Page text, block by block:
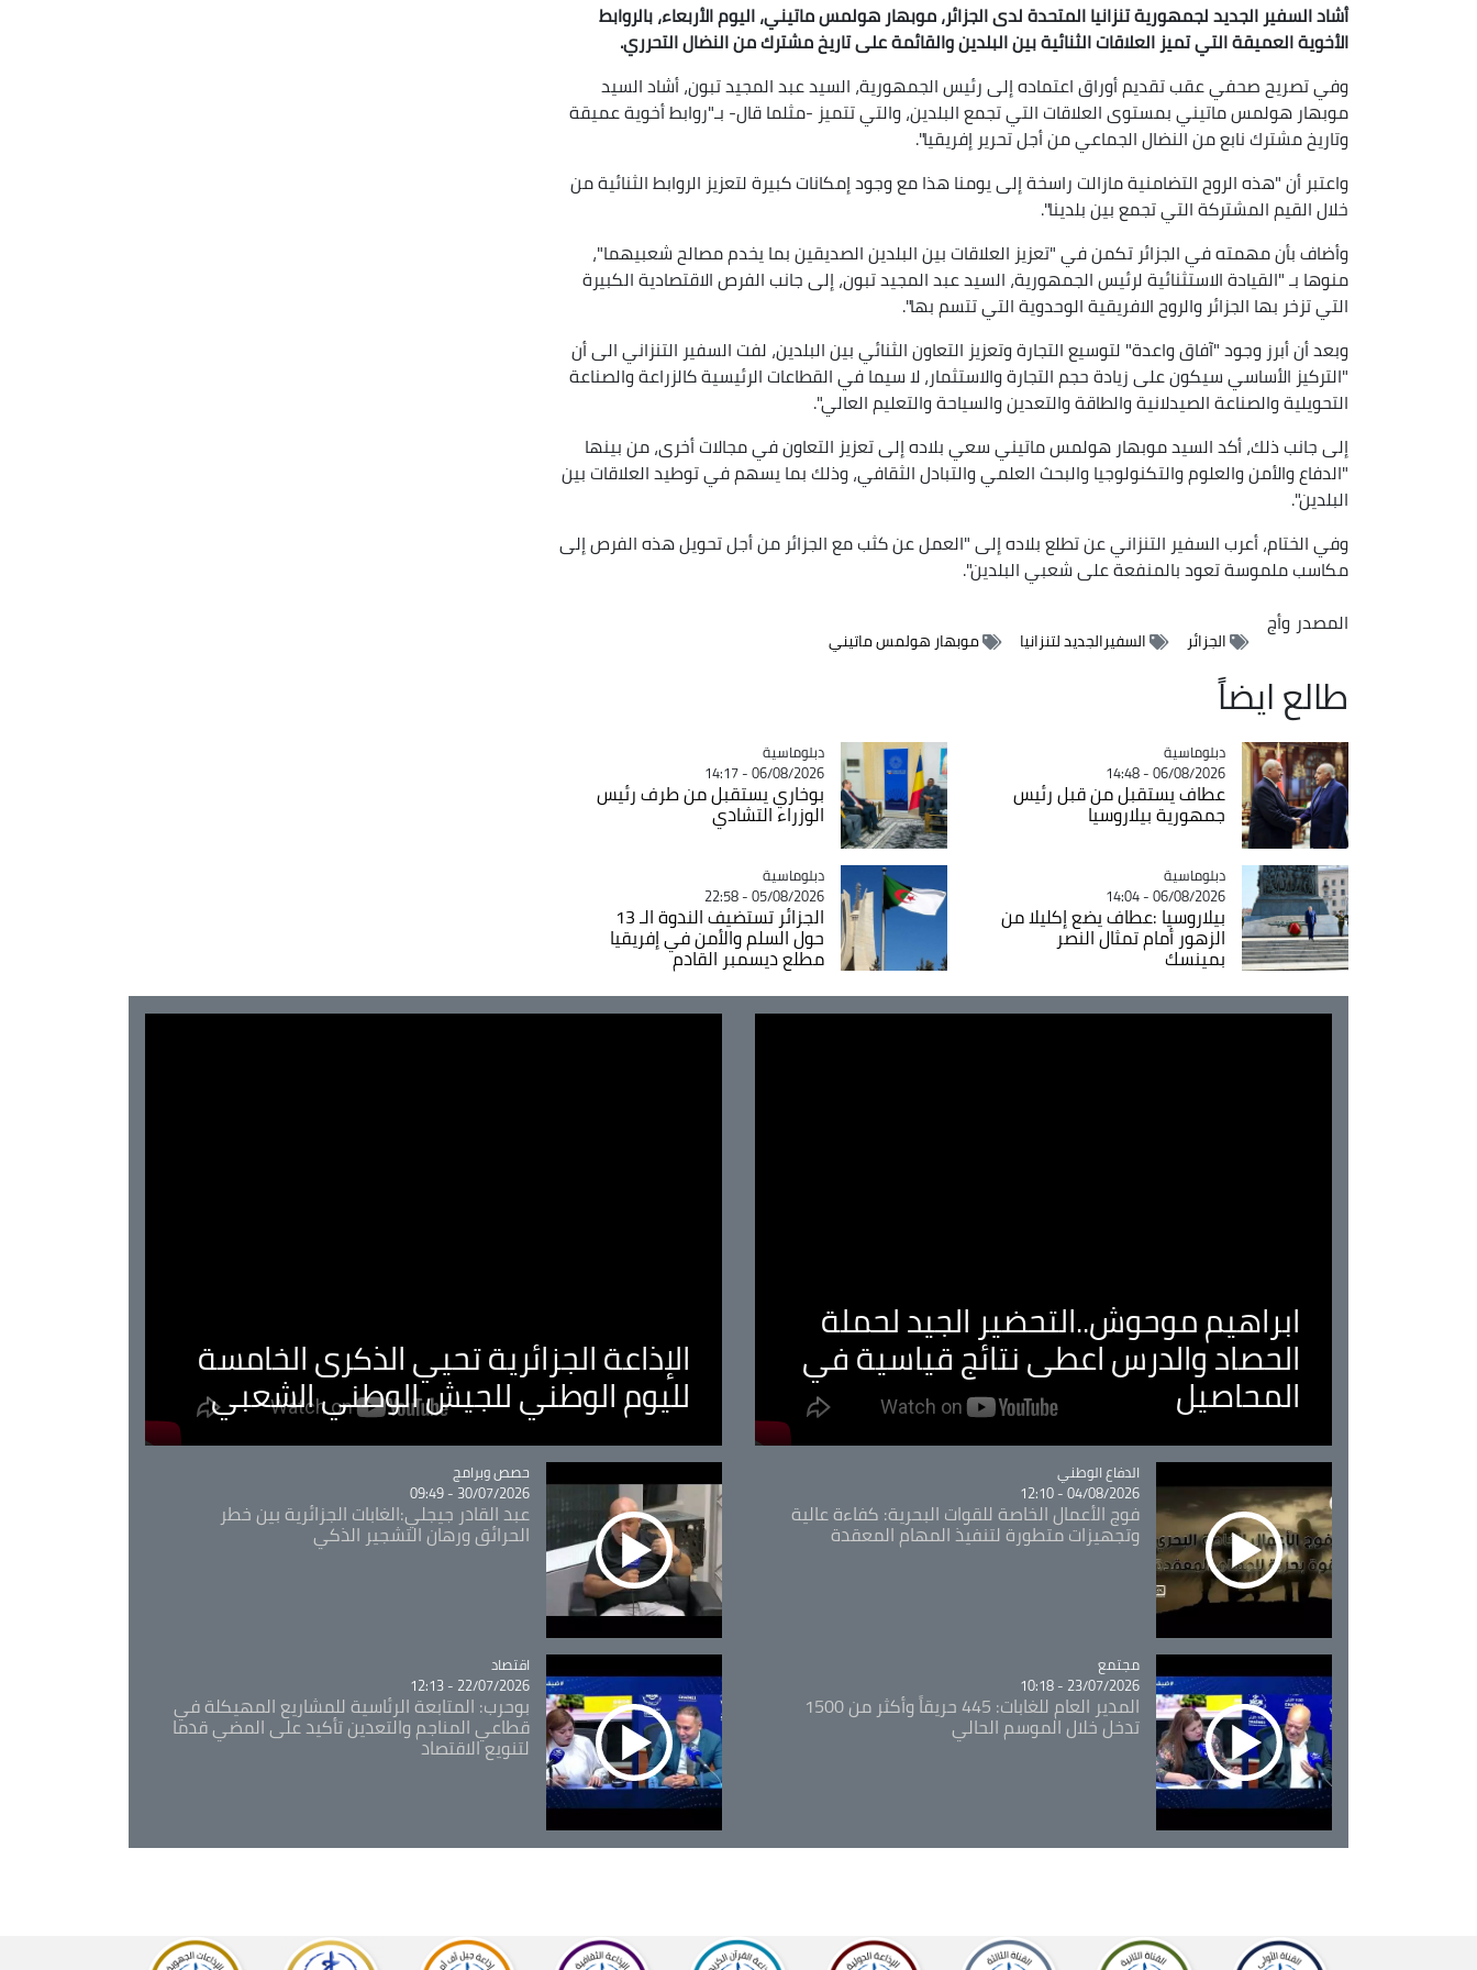
أشاد السفير الجديد لجمهورية تنزانيا المتحدة لدى الجزائر، موبهار هولمس ماتيني، اليوم الأربعاء، بالروابط
الأخوية العميقة التي تميز العلاقات الثنائية بين البلدين والقائمة على تاريخ مشترك من النضال التحرري.
وفي تصريح صحفي عقب تقديم أوراق اعتماده إلى رئيس الجمهورية، السيد عبد المجيد تبون، أشاد السيد
موبهار هولمس ماتيني بمستوى العلاقات التي تجمع البلدين، والتي تتميز -مثلما قال- بـ"روابط أخوية عميقة
وتاريخ مشترك نابع من النضال الجماعي من أجل تحرير إفريقيا".
واعتبر أن "هذه الروح التضامنية مازالت راسخة إلى يومنا هذا مع وجود إمكانات كبيرة لتعزيز الروابط الثنائية من
خلال القيم المشتركة التي تجمع بين بلدينا".
وأضاف بأن مهمته في الجزائر تكمن في "تعزيز العلاقات بين البلدين الصديقين بما يخدم مصالح شعبيهما"،
منوها بـ "القيادة الاستثنائية لرئيس الجمهورية، السيد عبد المجيد تبون، إلى جانب الفرص الاقتصادية الكبيرة
التي تزخر بها الجزائر والروح الافريقية الوحدوية التي تتسم بها".
وبعد أن أبرز وجود "آفاق واعدة" لتوسيع التجارة وتعزيز التعاون الثنائي بين البلدين، لفت السفير التنزاني الى أن
"التركيز الأساسي سيكون على زيادة حجم التجارة والاستثمار، لا سيما في القطاعات الرئيسية كالزراعة والصناعة
التحويلية والصناعة الصيدلانية والطاقة والتعدين والسياحة والتعليم العالي".
إلى جانب ذلك، أكد السيد موبهار هولمس ماتيني سعي بلاده إلى تعزيز التعاون في مجالات أخرى، من بينها
"الدفاع والأمن والعلوم والتكنولوجيا والبحث العلمي والتبادل الثقافي، وذلك بما يسهم في توطيد العلاقات بين
البلدين".
وفي الختام، أعرب السفير التنزاني عن تطلع بلاده إلى "العمل عن كثب مع الجزائر من أجل تحويل هذه الفرص إلى
مكاسب ملموسة تعود بالمنفعة على شعبي البلدين".
المصدر وأج
الجزائر السفيرالجديد لتنزانيا موبهار هولمس ماتيني
طالع ايضاً
Catégorie
دبلوماسية
06/08/2026 - 14:48
عطاف يستقبل من قبل رئيس
جمهورية بيلاروسيا
Catégorie
دبلوماسية
06/08/2026 - 14:17
بوخاري يستقبل من طرف رئيس
الوزراء التشادي
Catégorie
دبلوماسية
06/08/2026 - 14:04
بيلاروسيا :عطاف يضع إكليلا من
الزهور أمام تمثال النصر
بمينسك
Catégorie
دبلوماسية
05/08/2026 - 22:58
الجزائر تستضيف الندوة الـ 13
حول السلم والأمن في إفريقيا
مطلع ديسمبر القادم
ابراهيم موحوش..التحضير الجيد لحملة
الحصاد والدرس اعطى نتائج قياسية في
المحاصيل
الإذاعة الجزائرية تحيي الذكرى الخامسة
لليوم الوطني للجيش الوطني الشعبي
Catégorie
الدفاع الوطني
04/08/2026 - 12:10
فوج الأعمال الخاصة للقوات البحرية: كفاءة عالية
وتجهيزات متطورة لتنفيذ المهام المعقدة
Catégorie
حصص وبرامج
30/07/2026 - 09:49
عبد القادر جيجلي:الغابات الجزائرية بين خطر
الحرائق ورهان التشجير الذكي
Catégorie
مجتمع
23/07/2026 - 10:18
المدير العام للغابات: 445 حريقاً وأكثر من 1500
تدخل خلال الموسم الحالي
Catégorie
اقتصاد
22/07/2026 - 12:13
بوحرب: المتابعة الرئاسية للمشاريع المهيكلة في
قطاعي المناجم والتعدين تأكيد على المضي قدما
لتنويع الاقتصاد